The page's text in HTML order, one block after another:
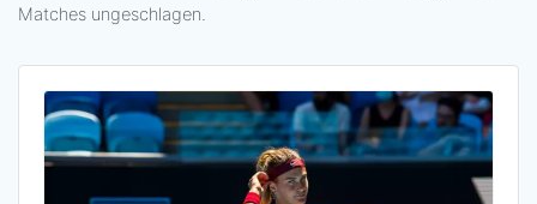
Matches ungeschlagen.